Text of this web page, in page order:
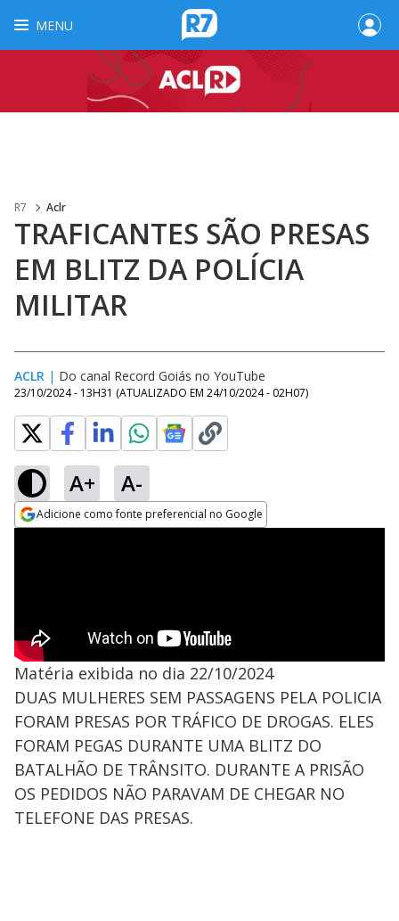
MENU
R7 Aclr
TRAFICANTES SÃO PRESAS
EM BLITZ DA POLÍCIA
MILITAR
ACLR | Do canal Record Goiás no YouTube
23/10/2024 - 13H31 (ATUALIZADO EM 24/10/2024 - 02H07)
A+ A-
Adicione como fonte preferencial no Google
Matéria exibida no dia 22/10/2024
DUAS MULHERES SEM PASSAGENS PELA POLICIA
FORAM PRESAS POR TRÁFICO DE DROGAS. ELES
FORAM PEGAS DURANTE UMA BLITZ DO
BATALHÃO DE TRÂNSITO. DURANTE A PRISÃO
OS PEDIDOS NÃO PARAVAM DE CHEGAR NO
TELEFONE DAS PRESAS.